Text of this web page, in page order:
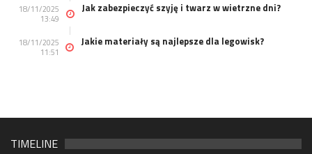
18/11/2025
13:49
Jak zabezpieczyć szyję i twarz w wietrzne dni?
18/11/2025
11:51
Jakie materiały są najlepsze dla legowisk?
TIMELINE